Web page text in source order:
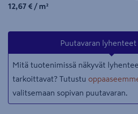
12,67€/m²
12,67 € / m²
Puutavaran
Mitä tuotenimissä näkyvät
tarkoittavat? Tutustu
valitsemaan sopivan puutavaran.